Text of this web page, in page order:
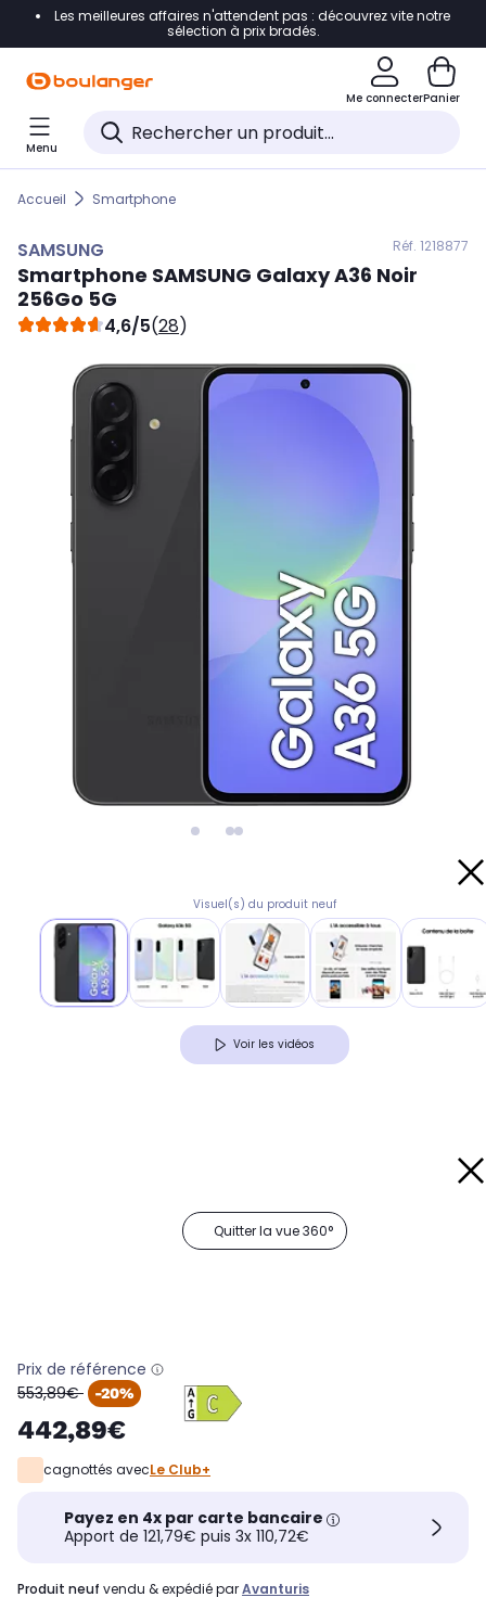
Accéder directement à la navigation
Accéder directement au pied de page
Accéder directement au chatbot
Les meilleures affaires n'attendent pas : découvrez vite notre
sélection à prix bradés.
Me connecterPanier
Menu
Accueil Smartphone
SAMSUNG Réf. 1218877
Smartphone SAMSUNG Galaxy A36 Noir
256Go 5G
4,6/5(28)
Visuel(s) du produit neuf
Voir les vidéos
Quitter la vue 360°
Prix de référence
oldPrice
553,89€ -20%
442,89€
cagnottés avecLe Club+
Payez en 4x par carte bancaire
Apport de 121,79€ puis 3x 110,72€
produit neuf vendu & expédié parAvanturis